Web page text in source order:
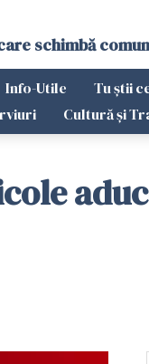
schimbă
Info-Utile Tu știi
Cultură și